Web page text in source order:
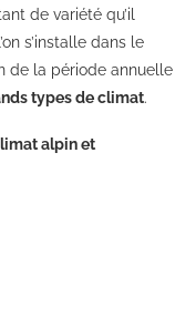
de variété qu’il
s’installe dans le
de la période annuelle
types de climat.
alpin et